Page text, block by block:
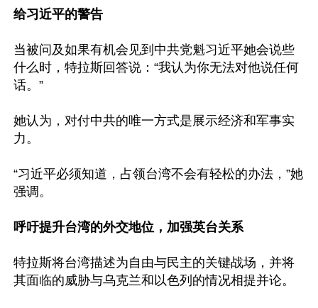
给习近平的警告
当被问及如果有机会见到中共党魁习近平她会说些
什么时，特拉斯回答说：“我认为你无法对他说任何
话。”
她认为，对付中共的唯一方式是展示经济和军事实
力。
“习近平必须知道，占领台湾不会有轻松的办法，”她
强调。
呼吁提升台湾的外交地位，加强英台关系
特拉斯将台湾描述为自由与民主的关键战场，并将
其面临的威胁与乌克兰和以色列的情况相提并论。